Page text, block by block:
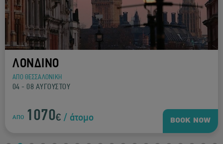
BOOK NOW
ΛΟΝΔΙΝΟ
ΑΠΟ ΘΕΣΣΑΛΟΝΙΚΗ
04 - 08 ΑΥΓΟΥΣΤΟΥ
ΑΠΟ 1070€ / άτομο